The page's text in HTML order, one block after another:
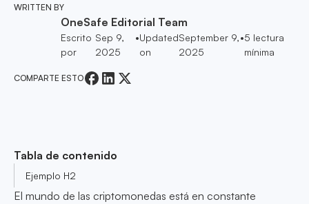
WRITTEN BY
OneSafe Editorial Team
Escrito
por
Sep 9,
2025
•Updated
on
September 9,
2025
•5 lectura
mínima
COMPARTE ESTO
Tabla de contenido
Ejemplo H2
El mundo de las criptomonedas está en constante